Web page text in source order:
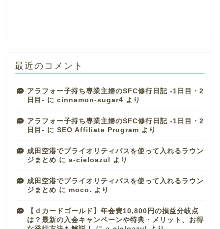
最近のコメント
アラフォー子持ち専業主婦のSFC修行日記 -1日目・2
日目- に cinnamon-sugar4 より
アラフォー子持ち専業主婦のSFC修行日記 -1日目・2
日目- に SEO Affiliate Program より
成田空港でプライオリティパスを使って入れるラウン
ジまとめ に a-cieloazul より
成田空港でプライオリティパスを使って入れるラウン
ジまとめ に moco. より
【ｄカードゴールド】年会費10,800円の損益分岐点
は？最新の入会キャンペーンや特典・メリット、お得